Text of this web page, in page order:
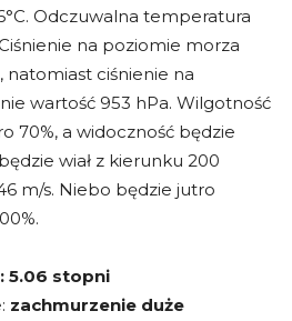
Odczuwalna temperatura
na poziomie morza
natomiast ciśnienie na
wartość 953 hPa. Wilgotność
70%, a widoczność będzie
wiał z kierunku 200
m/s. Niebo będzie jutro
5.06 stopni
zachmurzenie duże